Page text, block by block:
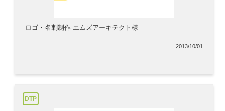
ロゴ・名刺制作 エムズアーキテクト様
2013/10/01
DTP